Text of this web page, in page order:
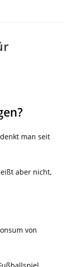
man seit
aber nicht,
von